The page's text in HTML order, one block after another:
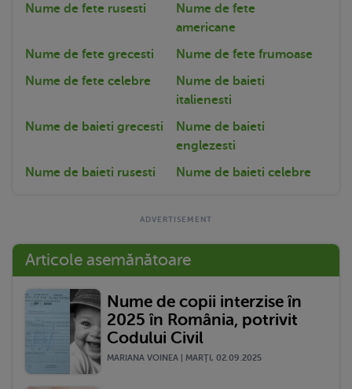
Nume de fete rusesti
Nume de fete
americane
Nume de fete grecesti
Nume de fete frumoase
Nume de fete celebre
Nume de baieti
italienesti
Nume de baieti grecesti
Nume de baieti
englezesti
Nume de baieti rusesti
Nume de baieti celebre
Articole asemănătoare
Nume de copii interzise în
2025 în România, potrivit
Codului Civil
MARIANA VOINEA | MARŢI, 02.09.2025